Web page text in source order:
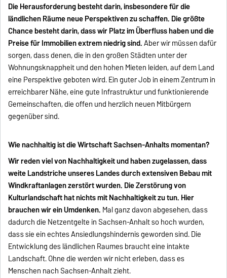
Die Herausforderung besteht darin, insbesondere für die
ländlichen Räume neue Perspektiven zu schaffen. Die größte
Chance besteht darin, dass wir Platz im Überfluss haben und die
Preise für Immobilien extrem niedrig sind.Aber wir müssen dafür
sorgen, dass denen, die in den großen Städten unter der
Wohnungsknappheit und den hohen Mieten leiden, auf dem Land
eine Perspektive geboten wird. Ein guter Job in einem Zentrum in
erreichbarer Nähe, eine gute Infrastruktur und funktionierende
Gemeinschaften, die offen und herzlich neuen Mitbürgern
gegenüber sind.
Wie nachhaltig ist die Wirtschaft Sachsen-Anhalts momentan?
Wir reden viel von Nachhaltigkeit und haben zugelassen, dass
weite Landstriche unseres Landes durch extensiven Bebau mit
Windkraftanlagen zerstört wurden. Die Zerstörung von
Kulturlandschaft hat nichts mit Nachhaltigkeit zu tun. Hier
brauchen wir ein Umdenken. Mal ganz davon abgesehen, dass
dadurch die Netzentgelte in Sachsen-Anhalt so hoch wurden,
dass sie ein echtes Ansiedlungshindernis geworden sind. Die
Entwicklung des ländlichen Raumes braucht eine intakte
Landschaft. Ohne die werden wir nicht erleben, dass es
Menschen nach Sachsen-Anhalt zieht.